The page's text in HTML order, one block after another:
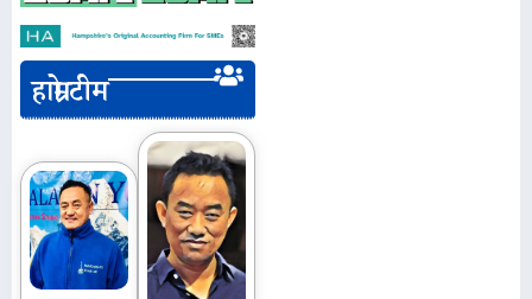
हाम्रो टीम